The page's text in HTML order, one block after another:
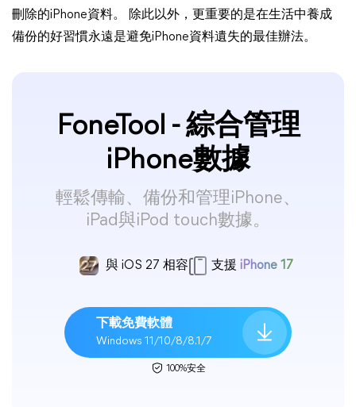
刪除的iPhone資料。 除此以外，更重要的是在生活中養成
備份的好習慣永遠是避免iPhone資料遺失的最佳辦法。
FoneTool - 綜合管理
iPhone數據
輕鬆傳輸、備份和管理iPhone、
iPad與iPod touch數據。
與 iOS 27 相容 支援 iPhone 17
下載免費軟體
Windows 11/10/8/8.1/7
100%安全